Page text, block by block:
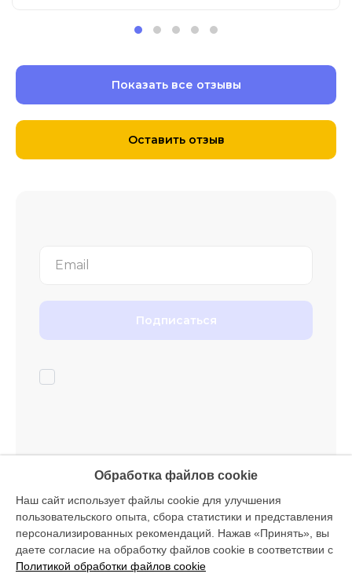
Показать все отзывы
Оставить отзыв
Email
Подписаться
Обработка файлов cookie
Наш сайт использует файлы cookie для улучшения
пользовательского опыта, сбора статистики и представления
персонализированных рекомендаций. Нажав «Принять», вы
даете согласие на обработку файлов cookie в соответствии с
Политикой обработки файлов cookie